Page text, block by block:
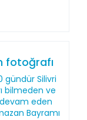
fotoğrafı
gündür Silivri
bilmeden ve
eden
Bayramı